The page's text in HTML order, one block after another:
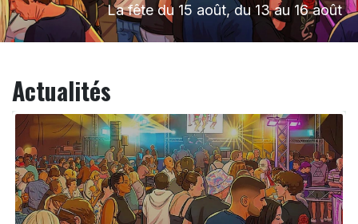
La fête du 15 août, du 13 au 16 août
Actualités